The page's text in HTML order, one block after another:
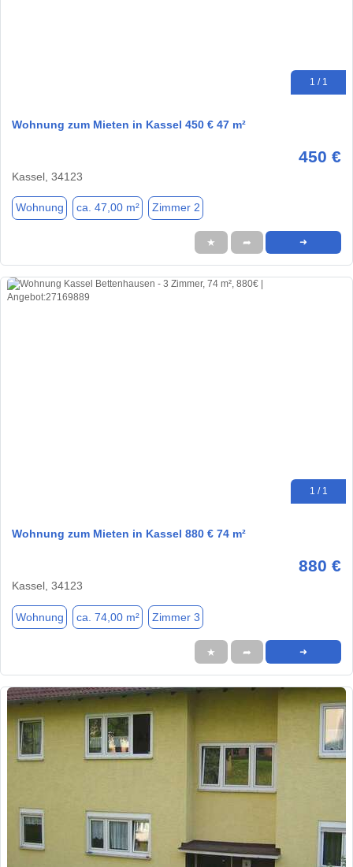
1 / 1
Wohnung zum Mieten in Kassel 450 € 47 m²
450 €
Kassel, 34123
Wohnung ca. 47,00 m² Zimmer 2
★ ➦ ➜
1 / 1
Wohnung zum Mieten in Kassel 880 € 74 m²
880 €
Kassel, 34123
Wohnung ca. 74,00 m² Zimmer 3
★ ➦ ➜